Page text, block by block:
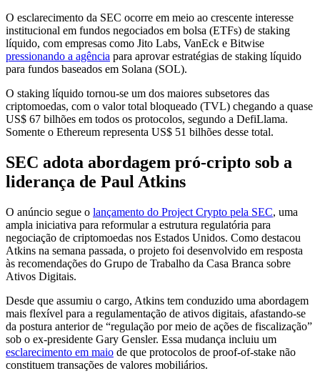
O esclarecimento da SEC ocorre em meio ao crescente interesse
institucional em fundos negociados em bolsa (ETFs) de staking
líquido, com empresas como Jito Labs, VanEck e Bitwise
pressionando a agência para aprovar estratégias de staking líquido
para fundos baseados em Solana (SOL).
O staking líquido tornou-se um dos maiores subsetores das
criptomoedas, com o valor total bloqueado (TVL) chegando a quase
US$ 67 bilhões em todos os protocolos, segundo a DefiLlama.
Somente o Ethereum representa US$ 51 bilhões desse total.
SEC adota abordagem pró-cripto sob a
liderança de Paul Atkins
O anúncio segue o lançamento do Project Crypto pela SEC, uma
ampla iniciativa para reformular a estrutura regulatória para
negociação de criptomoedas nos Estados Unidos. Como destacou
Atkins na semana passada, o projeto foi desenvolvido em resposta
às recomendações do Grupo de Trabalho da Casa Branca sobre
Ativos Digitais.
Desde que assumiu o cargo, Atkins tem conduzido uma abordagem
mais flexível para a regulamentação de ativos digitais, afastando-se
da postura anterior de “regulação por meio de ações de fiscalização”
sob o ex-presidente Gary Gensler. Essa mudança incluiu um
esclarecimento em maio de que protocolos de proof-of-stake não
constituem transações de valores mobiliários.